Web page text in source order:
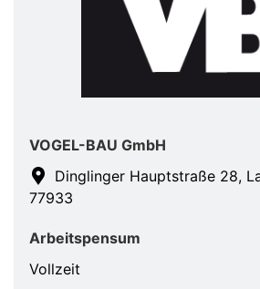
VOGEL-BAU GmbH
Dinglinger Hauptstraße 28,
77933
Arbeitspensum
Vollzeit